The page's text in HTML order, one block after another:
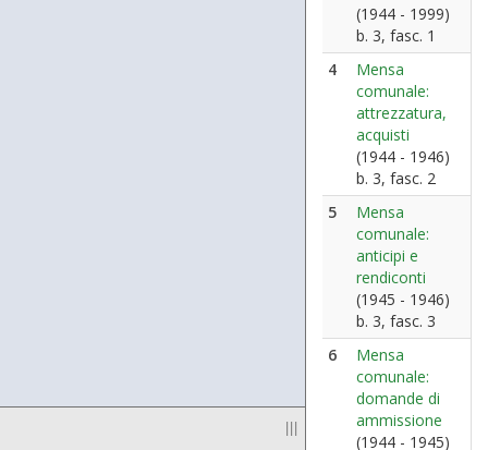
|||
(1944 - 1999)
b. 3, fasc. 1
4
Mensa
comunale:
attrezzatura,
acquisti
(1944 - 1946)
b. 3, fasc. 2
5
Mensa
comunale:
anticipi e
rendiconti
(1945 - 1946)
b. 3, fasc. 3
6
Mensa
comunale:
domande di
ammissione
(1944 - 1945)